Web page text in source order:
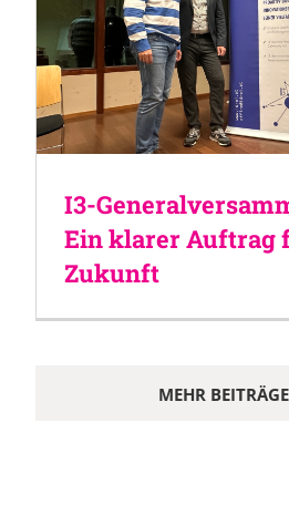
I3-
Ein klarer Auftrag
Zukunft
MEHR